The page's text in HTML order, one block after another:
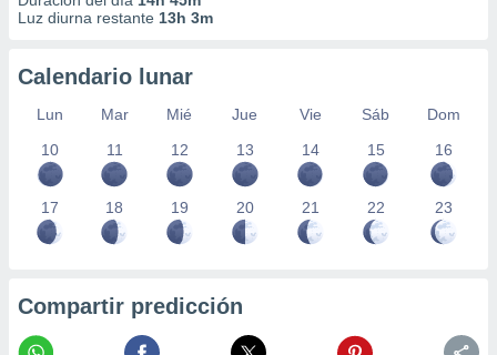
Luz diurna restante 13h 3m
Calendario lunar
Lun Mar Mié Jue Vie Sáb
Dom
10
11 12 13 14 15 16
17 18 19 20 21 22 23
Compartir predicción